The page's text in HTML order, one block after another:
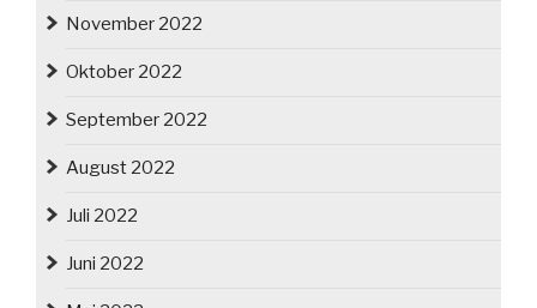
November 2022
Oktober 2022
September 2022
August 2022
Juli 2022
Juni 2022